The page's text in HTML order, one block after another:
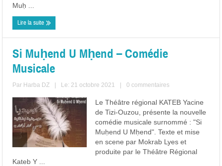
Muḥ ...
Lire la suite
Si Muḥend U Mḥend – Comédie
Musicale
Par Harba DZ Le: 21 octobre 2021 0 commentaires
Le Théâtre régional KATEB Yacine
de Tizi-Ouzou, présente la nouvelle
comédie musicale surnommé : "Si
Muḥend U Mḥend". Texte et mise
en scene par Mokrab Lyes et
produite par le Théâtre Régional
Kateb Y ...